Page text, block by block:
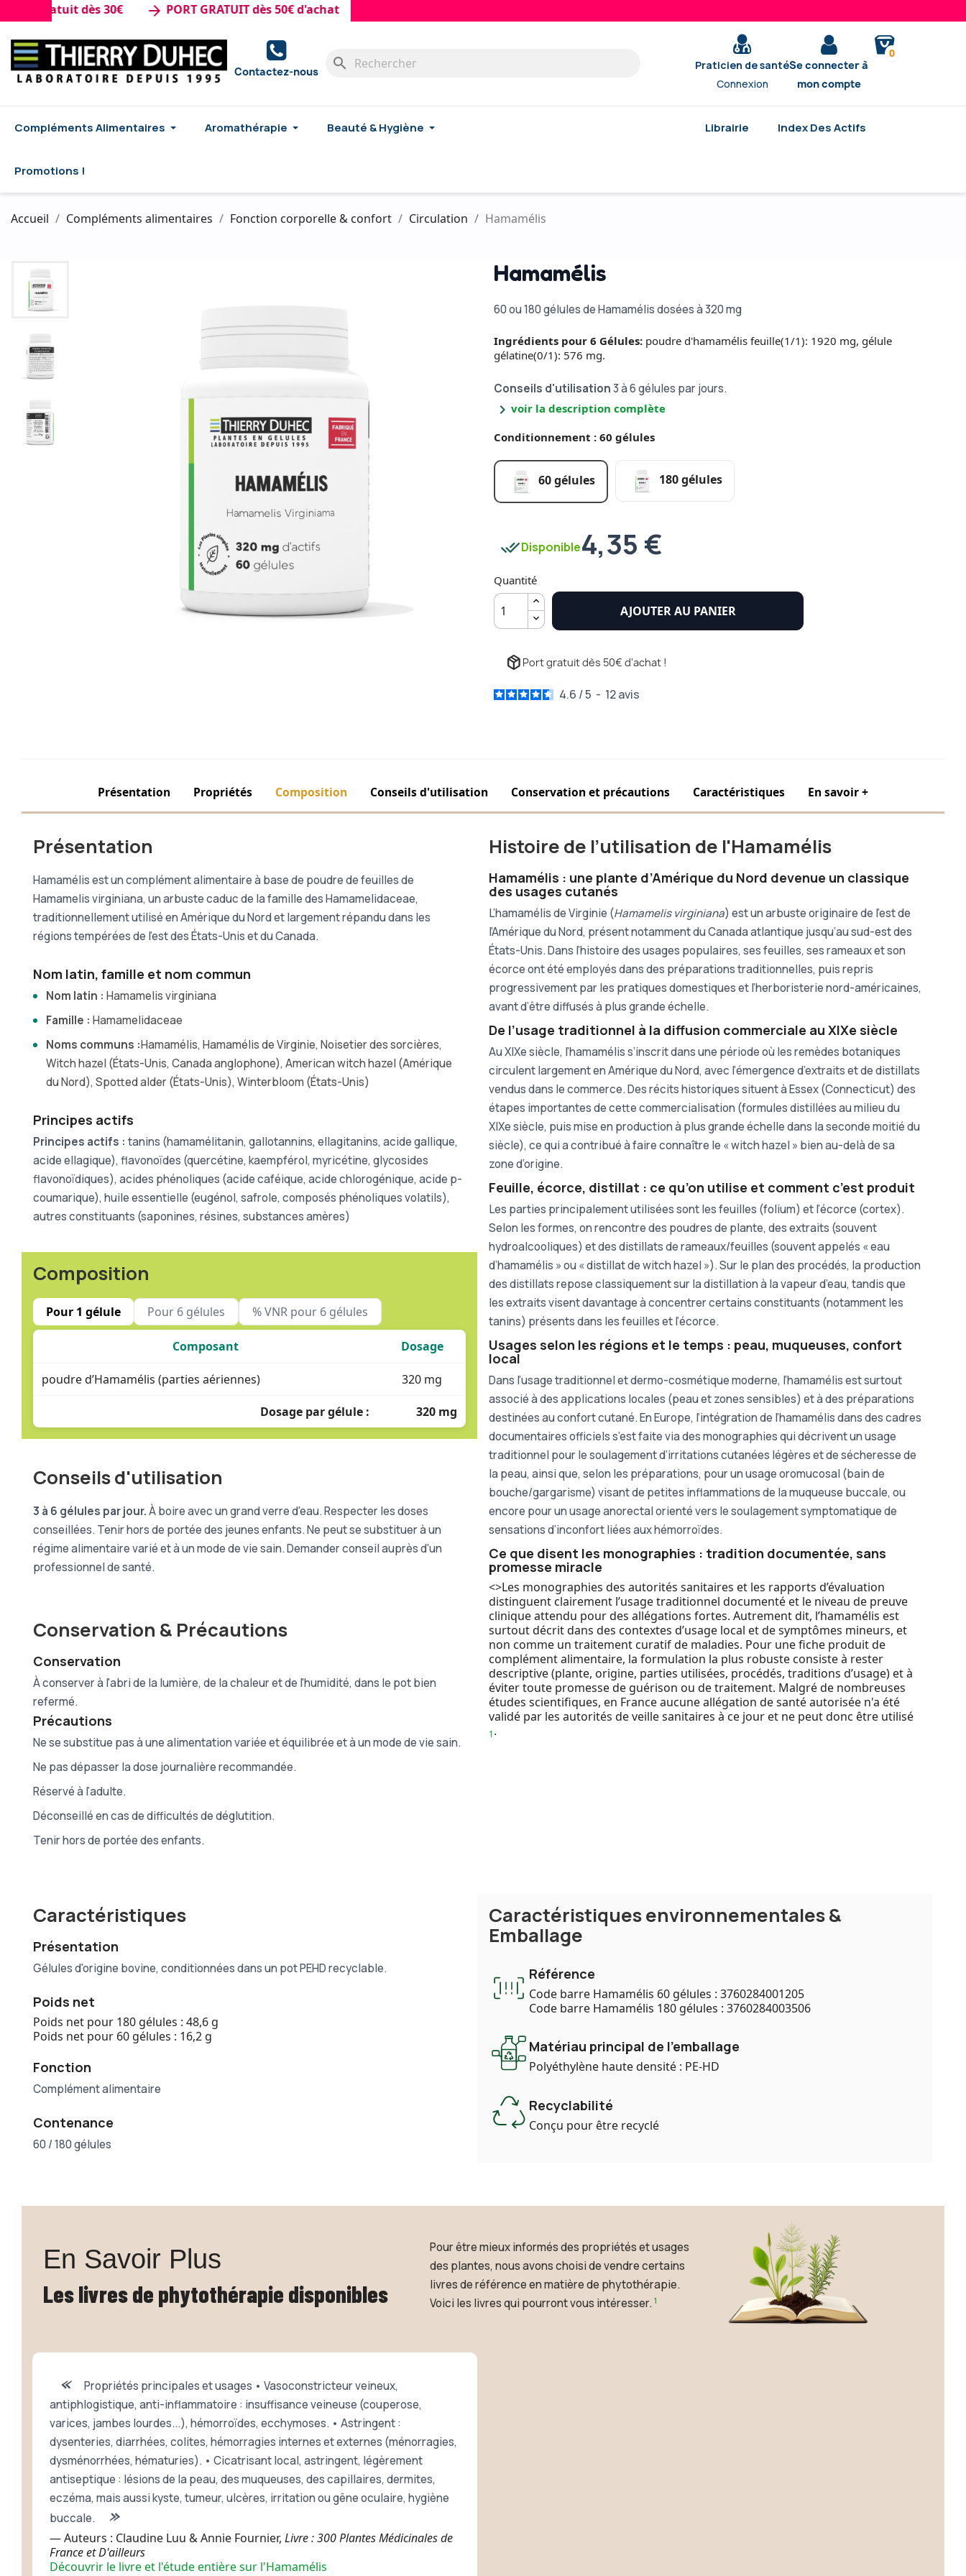
Gratuit dès 30€ arrow_forward PORT GRATUIT dès 50€ d'achat
Contactez-nous search
Praticien de santé
Connexion
Se connecter à
mon compte
0
Compléments Alimentaires Aromathérapie Beauté & Hygiène Librairie Index Des Actifs
Promotions !
Accueil Compléments alimentaires Fonction corporelle & confort Circulation Hamamélis
Hamamélis
60 ou 180 gélules de Hamamélis dosées à 320 mg
Ingrédients pour 6 Gélules: poudre d'hamamélis feuille(1/1): 1920 mg, gélule
gélatine(0/1): 576 mg.
Conseils d'utilisation3 à 6 gélules par jours.
chevron_right voir la description complète
Conditionnement : 60 gélules
60 gélules 180 gélules
done_allDisponible4,35 €
Quantité
AJOUTER AU PANIER
package_2 Port gratuit dès 50€ d'achat !
4.6 /5 - 12avis
Présentation Propriétés Composition Conseils d'utilisation Conservation et précautions Caractéristiques En savoir +
Présentation
Hamamélis est un complément alimentaire à base de poudre de feuilles de
Hamamelis virginiana, un arbuste caduc de la famille des Hamamelidaceae,
traditionnellement utilisé en Amérique du Nord et largement répandu dans les
régions tempérées de l’est des États-Unis et du Canada.
Nom latin, famille et nom commun
Nom latin : Hamamelis virginiana
Famille : Hamamelidaceae
Noms communs :Hamamélis, Hamamélis de Virginie, Noisetier des sorcières,
Witch hazel (États-Unis, Canada anglophone), American witch hazel (Amérique
du Nord), Spotted alder (États-Unis), Winterbloom (États-Unis)
Principes actifs
Principes actifs : tanins (hamamélitanin, gallotannins, ellagitanins, acide gallique,
acide ellagique), flavonoïdes (quercétine, kaempférol, myricétine, glycosides
flavonoïdiques), acides phénoliques (acide caféique, acide chlorogénique, acide p-
coumarique), huile essentielle (eugénol, safrole, composés phénoliques volatils),
autres constituants (saponines, résines, substances amères)
Composition
Pour 1 gélule Pour 6 gélules % VNR pour 6 gélules
Composant Dosage
Dosage par gélule : 320 mg
poudre d’Hamamélis (parties aériennes) 320 mg
Conseils d'utilisation
3 à 6 gélules par jour.À boire avec un grand verre d'eau. Respecter les doses
conseillées. Tenir hors de portée des jeunes enfants. Ne peut se substituer à un
régime alimentaire varié et à un mode de vie sain. Demander conseil auprès d'un
professionnel de santé.
Conservation & Précautions
Conservation
À conserver à l'abri de la lumière, de la chaleur et de l'humidité, dans le pot bien
refermé.
Précautions
Ne se substitue pas à une alimentation variée et équilibrée et à un mode de vie sain.
Ne pas dépasser la dose journalière recommandée.
Réservé à l’adulte.
Déconseillé en cas de difficultés de déglutition.
Tenir hors de portée des enfants.
Histoire de l’utilisation de l'Hamamélis
Hamamélis : une plante d’Amérique du Nord devenue un classique
des usages cutanés
L’hamamélis de Virginie (Hamamelis virginiana) est un arbuste originaire de l’est de
l’Amérique du Nord, présent notamment du Canada atlantique jusqu’au sud-est des
États-Unis. Dans l’histoire des usages populaires, ses feuilles, ses rameaux et son
écorce ont été employés dans des préparations traditionnelles, puis repris
progressivement par les pratiques domestiques et l’herboristerie nord-américaines,
avant d’être diffusés à plus grande échelle.
De l’usage traditionnel à la diffusion commerciale au XIXe siècle
Au XIXe siècle, l’hamamélis s’inscrit dans une période où les remèdes botaniques
circulent largement en Amérique du Nord, avec l’émergence d’extraits et de distillats
vendus dans le commerce. Des récits historiques situent à Essex (Connecticut) des
étapes importantes de cette commercialisation (formules distillées au milieu du
XIXe siècle, puis mise en production à plus grande échelle dans la seconde moitié du
siècle), ce qui a contribué à faire connaître le « witch hazel » bien au-delà de sa
zone d’origine.
Feuille, écorce, distillat : ce qu’on utilise et comment c’est produit
Les parties principalement utilisées sont les feuilles (folium) et l’écorce (cortex).
Selon les formes, on rencontre des poudres de plante, des extraits (souvent
hydroalcooliques) et des distillats de rameaux/feuilles (souvent appelés « eau
d’hamamélis » ou « distillat de witch hazel »). Sur le plan des procédés, la production
des distillats repose classiquement sur la distillation à la vapeur d’eau, tandis que
les extraits visent davantage à concentrer certains constituants (notamment les
tanins) présents dans les feuilles et l’écorce.
Usages selon les régions et le temps : peau, muqueuses, confort
local
Dans l’usage traditionnel et dermo-cosmétique moderne, l’hamamélis est surtout
associé à des applications locales (peau et zones sensibles) et à des préparations
destinées au confort cutané. En Europe, l’intégration de l’hamamélis dans des cadres
documentaires officiels s’est faite via des monographies qui décrivent un usage
traditionnel pour le soulagement d’irritations cutanées légères et de sécheresse de
la peau, ainsi que, selon les préparations, pour un usage oromucosal (bain de
bouche/gargarisme) visant de petites inflammations de la muqueuse buccale, ou
encore pour un usage anorectal orienté vers le soulagement symptomatique de
sensations d’inconfort liées aux hémorroïdes.
Ce que disent les monographies : tradition documentée, sans
promesse miracle
<>Les monographies des autorités sanitaires et les rapports d’évaluation
distinguent clairement l’usage traditionnel documenté et le niveau de preuve
clinique attendu pour des allégations fortes. Autrement dit, l’hamamélis est
surtout décrit dans des contextes d’usage local et de symptômes mineurs, et
non comme un traitement curatif de maladies. Pour une fiche produit de
complément alimentaire, la formulation la plus robuste consiste à rester
descriptive (plante, origine, parties utilisées, procédés, traditions d’usage) et à
éviter toute promesse de guérison ou de traitement. Malgré de nombreuses
études scientifiques, en France aucune allégation de santé autorisée n'a été
validé par les autorités de veille sanitaires à ce jour et ne peut donc être utilisé
1.
Caractéristiques
Présentation
Gélules d'origine bovine, conditionnées dans un pot PEHD recyclable.
Poids net
Poids net pour 180 gélules : 48,6 g
Poids net pour 60 gélules : 16,2 g
Fonction
Complément alimentaire
Contenance
60 / 180 gélules
Caractéristiques environnementales &
Emballage
Référence
Code barre Hamamélis 60 gélules : 3760284001205
Code barre Hamamélis 180 gélules : 3760284003506
Matériau principal de l'emballage
Polyéthylène haute densité : PE-HD
Recyclabilité
Conçu pour être recyclé
En Savoir Plus
Les livres de phytothérapie disponibles
Pour être mieux informés des propriétés et usages
des plantes, nous avons choisi de vendre certains
livres de référence en matière de phytothérapie.
Voici les livres qui pourront vous intéresser. 1
«
Propriétés principales et usages • Vasoconstricteur veineux,
antiphlogistique, anti-inflammatoire : insuffisance veineuse (couperose,
varices, jambes lourdes...), hémorroïdes, ecchymoses. • Astringent :
dysenteries, diarrhées, colites, hémorragies internes et externes (ménorragies,
dysménorrhées, hématuries). • Cicatrisant local, astringent, légèrement
antiseptique : lésions de la peau, des muqueuses, des capillaires, dermites,
eczéma, mais aussi kyste, tumeur, ulcères, irritation ou gêne oculaire, hygiène
buccale.
»
— Auteurs : Claudine Luu & Annie Fournier, Livre : 300 Plantes Médicinales de
France et D'ailleurs
Découvrir le livre et l'étude entière sur l'Hamamélis